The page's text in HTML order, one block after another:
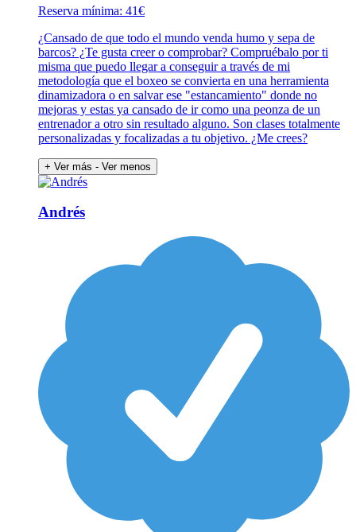
Reserva mínima: 41€
¿Cansado de que todo el mundo venda humo y sepa de
barcos? ¿Te gusta creer o comprobar? Compruébalo por ti
misma que puedo llegar a conseguir a través de mi
metodología que el boxeo se convierta en una herramienta
dinamizadora o en salvar ese "estancamiento" donde no
mejoras y estas ya cansado de ir como una peonza de un
entrenador a otro sin resultado alguno. Son clases totalmente
personalizadas y focalizadas a tu objetivo. ¿Me crees?
+ Ver más - Ver menos
Andrés